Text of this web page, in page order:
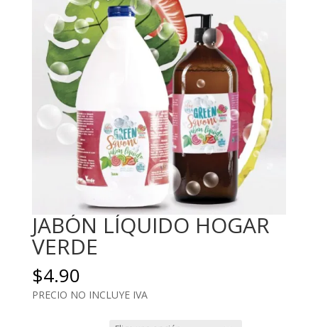
JABÓN LÍQUIDO HOGAR
VERDE
$4.90
PRECIO NO INCLUYE IVA